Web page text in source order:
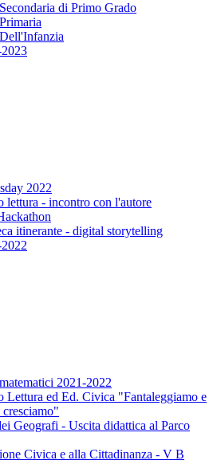
di Primo Grado
2022
lettura - incontro con l'autore
itinerante - digital storytelling
2021-2022
Lettura ed Ed. Civica "Fantaleggiamo e
cresciamo"
Geografi - Uscita didattica al Parco
Civica e alla Cittadinanza - V B